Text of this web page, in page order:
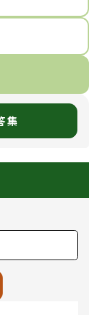
集